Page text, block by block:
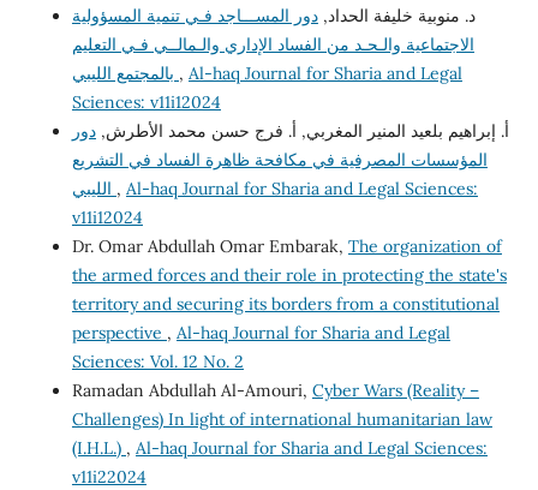
د. منوبية خليفة الحداد,دور المســـاجد فـي تنمية المسؤولية
الاجتماعية والـحـد من الفساد الإداري والـمالــي فـي التعليم
, Al-haq Journal for Sharia and Legal
Sciences: v11i12024
أ. إبراهيم بلعيد المنير المغربي, أ. فرج حسن محمد الأطرش,دور
المؤسسات المصرفية في مكافحة ظاهرة الفساد في التشريع
, Al-haq Journal for Sharia and Legal Sciences:
v11i12024
Dr. Omar Abdullah Omar Embarak, The organization of
the armed forces and their role in protecting the state's
territory and securing its borders from a constitutional
perspective , Al-haq Journal for Sharia and Legal
Sciences: Vol. 12 No. 2
Ramadan Abdullah Al-Amouri, Cyber Wars (Reality –
Challenges) In light of international humanitarian law
(I.H.L.) , Al-haq Journal for Sharia and Legal Sciences:
v11i22024